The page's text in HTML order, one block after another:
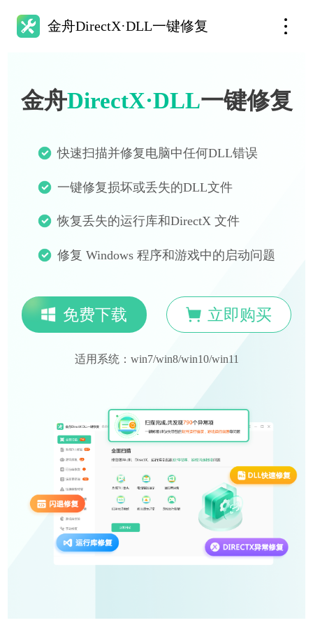
金舟DirectX·DLL一键修复
金舟DirectX·DLL一键修复
快速扫描并修复电脑中任何DLL错误
一键修复损坏或丢失的DLL文件
恢复丢失的运行库和DirectX 文件
修复 Windows 程序和游戏中的启动问题
免费下载 立即购买
适用系统：win7/win8/win10/win11